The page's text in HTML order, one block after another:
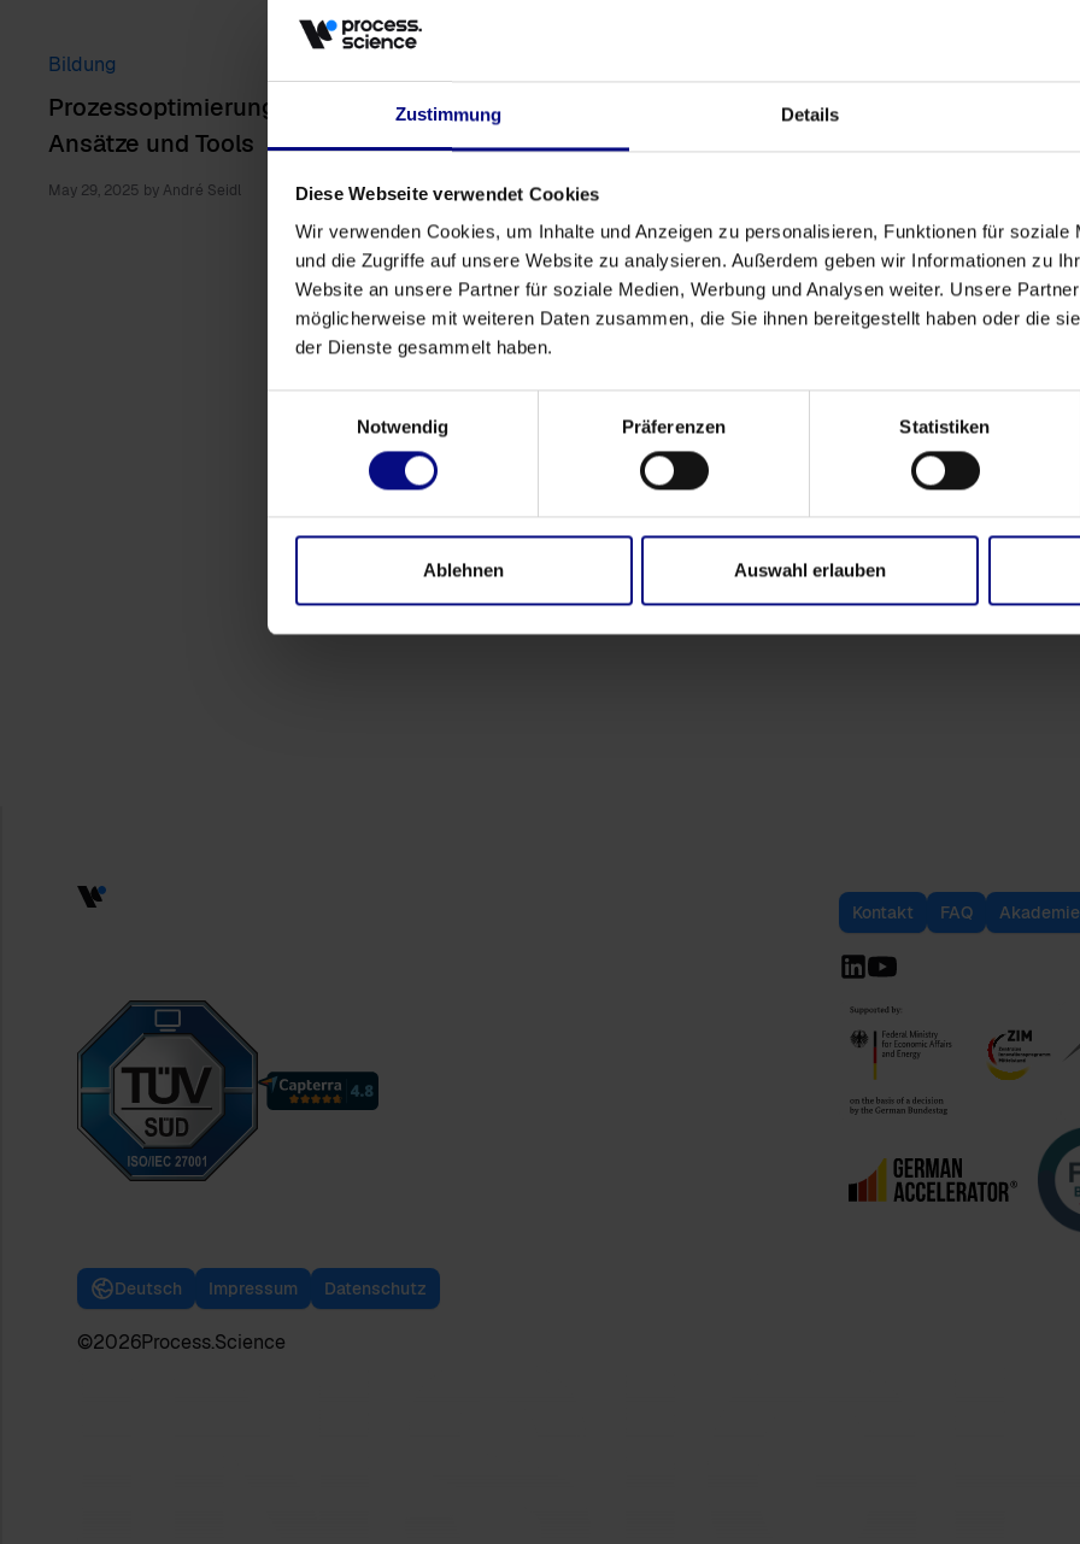
Zustimmung Details
Diese Webseite verwendet Cookies
Wir verwenden Cookies, um Inhalte und Anzeigen zu personalisieren, Funktionen für soziale
und die Zugriffe auf unsere Website zu analysieren. Außerdem geben wir Informationen zu
Website an unsere Partner für soziale Medien, Werbung und Analysen weiter. Unsere
möglicherweise mit weiteren Daten zusammen, die Sie ihnen bereitgestellt haben oder die
der Dienste gesammelt haben.
Notwendig
Präferenzen Statistiken
Ablehnen Auswahl erlauben
Bildung
Prozessoptimierung in der Produktion:
Ansätze und Tools
May 29, 2025 by André Seidl
Vorteile von Process Mining verstehen &
ausschöpfen
Weiter
Kontakt FAQ Akademie
Deutsch Impressum Datenschutz
©2026Process.Science